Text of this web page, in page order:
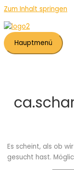
Zum Inhalt springen
Hauptmenü
Es scheint, als ob
gesucht hast.